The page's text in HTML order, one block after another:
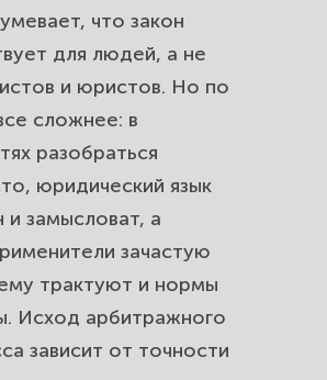
что закон
для людей, а не
и юристов. Но по
сложнее: в
разобраться
юридический язык
и замысловат, а
зачастую
трактуют и нормы
Исход арбитражного
зависит от точности